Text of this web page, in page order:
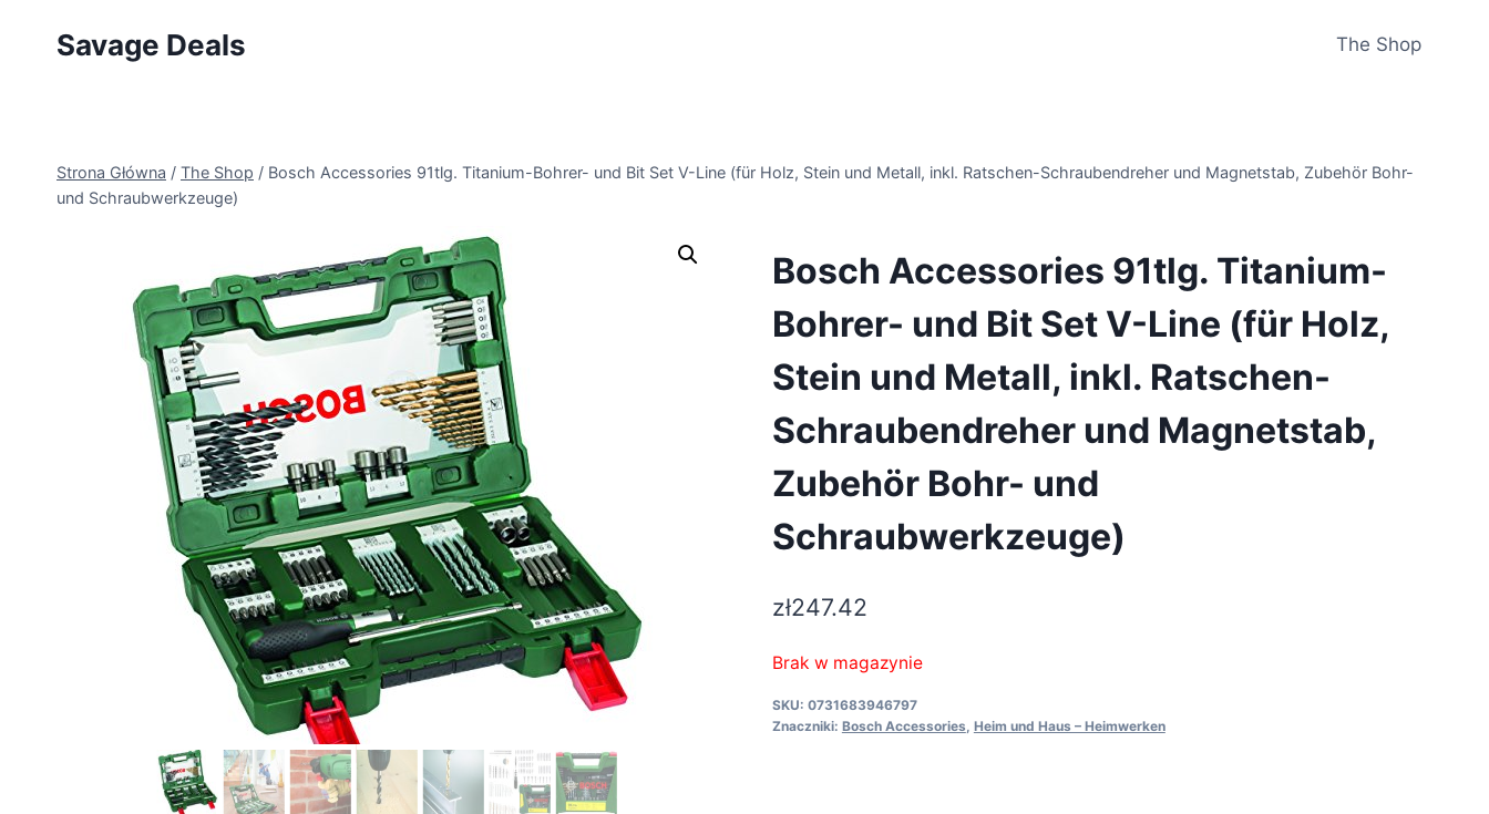
Savage Deals The Shop
Strona Główna / The Shop / Bosch Accessories 91tlg. Titanium-Bohrer- und Bit Set V-Line (für Holz, Stein und Metall, inkl. Ratschen-Schraubendreher und Magnetstab, Zubehör Bohr-
und Schraubwerkzeuge)
Bosch Accessories 91tlg. Titanium-
Bohrer- und Bit Set V-Line (für Holz,
Stein und Metall, inkl. Ratschen-
Schraubendreher und Magnetstab,
Zubehör Bohr- und
Schraubwerkzeuge)
zł247.42
Brak w magazynie
SKU: 0731683946797
Znaczniki: Bosch Accessories Heim und Haus – Heimwerken